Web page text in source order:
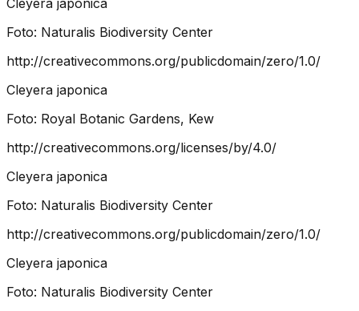
Foto: Naturalis Biodiversity Center
http://creativecommons.org/publicdomain/zero/1.0/
Cleyera japonica
Foto: Royal Botanic Gardens, Kew
http://creativecommons.org/licenses/by/4.0/
Cleyera japonica
Foto: Naturalis Biodiversity Center
http://creativecommons.org/publicdomain/zero/1.0/
Cleyera japonica
Foto: Naturalis Biodiversity Center